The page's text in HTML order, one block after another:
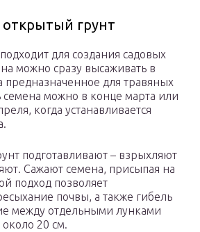
открытый грунт
для создания садовых
можно сразу высаживать в
предназначенное для травяных
семена можно в конце марта или
когда устанавливается
подготавливают – взрыхляют
Сажают семена, присыпая на
подход позволяет
почвы, а также гибель
между отдельными лунками
около 20 см.